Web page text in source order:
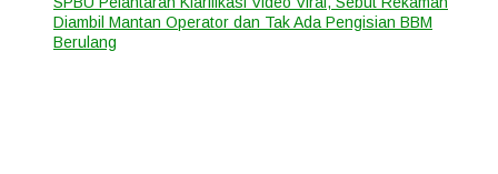
Diambil Mantan Operator dan Tak Ada Pengisian BBM
Berulang